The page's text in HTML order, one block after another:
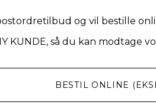
og vil bestille
KUNDE, så du kan modtage
BESTIL ONLINE